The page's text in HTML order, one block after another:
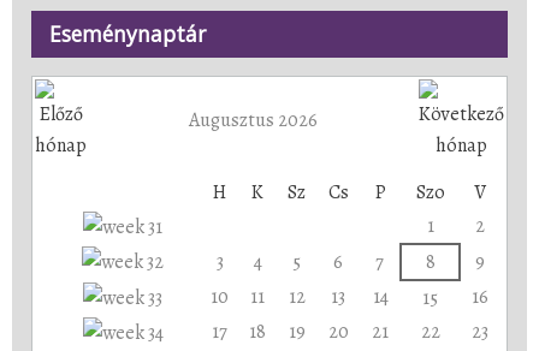
Eseménynaptár
Augusztus 2026
H K Sz Cs P Szo
V
1
2
3
4 5 6 7 8
9
10
11 12 13 14 15
16
17
18 19 20 21 22
23